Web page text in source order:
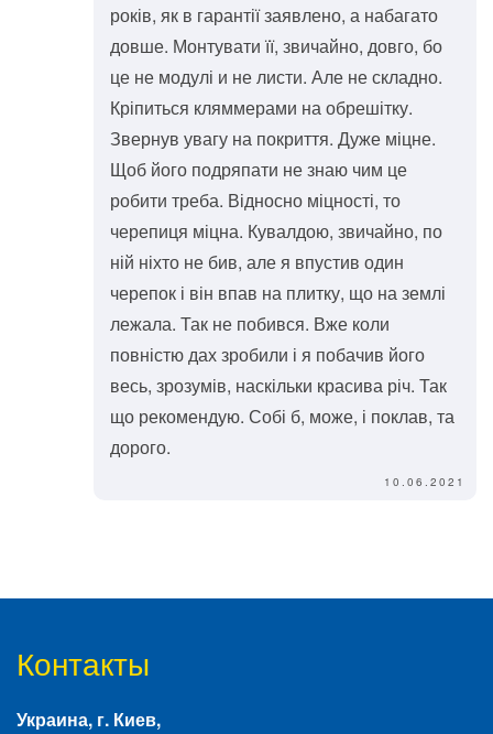
років, як в гарантії заявлено, а набагато
довше. Монтувати її, звичайно, довго, бо
це не модулі и не листи. Але не складно.
Кріпиться кляммерами на обрешітку.
Звернув увагу на покриття. Дуже міцне.
Щоб його подряпати не знаю чим це
робити треба. Відносно міцності, то
черепиця міцна. Кувалдою, звичайно, по
ній ніхто не бив, але я впустив один
черепок і він впав на плитку, що на землі
лежала. Так не побився. Вже коли
повністю дах зробили і я побачив його
весь, зрозумів, наскільки красива річ. Так
що рекомендую. Собі б, може, і поклав, та
дорого.
10.06.2021
Контакты
Украина, г. Киев,